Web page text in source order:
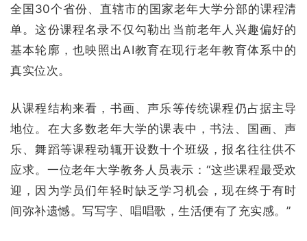
全国30个省份、直辖市的国家老年大学分部的课程清
单。这份课程名录不仅勾勒出当前老年人兴趣偏好的
基本轮廓，也映照出AI教育在现行老年教育体系中的
真实位次。
从课程结构来看，书画、声乐等传统课程仍占据主导
地位。在大多数老年大学的课表中，书法、国画、声
乐、舞蹈等课程动辄开设数十个班级，报名往往供不
应求。一位老年大学教务人员表示：“这些课程最受欢
迎，因为学员们年轻时缺乏学习机会，现在终于有时
间弥补遗憾。写写字、唱唱歌，生活便有了充实感。”